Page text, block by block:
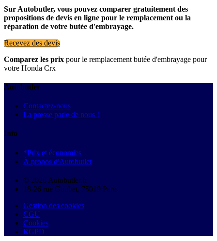
Sur Autobutler, vous pouvez comparer gratuitement des
propositions de devis en ligne pour le remplacement ou la
réparation de votre butée d'embrayage.
Recevez des devis
Comparez les prix pour le remplacement butée d'embrayage pour
votre Honda Crx
Autobutler
Contactez-nous
La presse parle de nous !
Info
*Prix et économies
À propos d'Autobutler
© 2026 Autobutler.fr
18-26 rue Goubet, 75019 Paris
Gestion des cookies
CGU
Cookies
RGPD